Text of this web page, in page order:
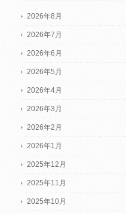
2026年8月
2026年7月
2026年6月
2026年5月
2026年4月
2026年3月
2026年2月
2026年1月
2025年12月
2025年11月
2025年10月